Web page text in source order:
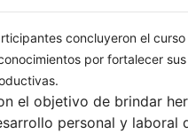
concluyeron el
por fortalecer
el objetivo de brindar
personal y laboral